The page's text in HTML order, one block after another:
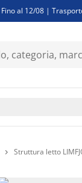
Fino al 12/08 |
Finanziamenti -
 Struttura letto